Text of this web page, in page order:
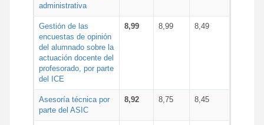
administrativa
Gestión de las
encuestas de opinión
del alumnado sobre la
actuación docente del
profesorado, por parte
del ICE
8,99 8,99 8,49
Asesoría técnica por
parte del ASIC
8,92 8,75 8,45